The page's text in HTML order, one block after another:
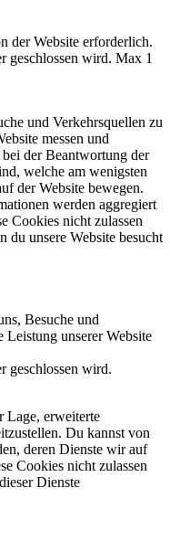
der Website erforderlich.
geschlossen wird. Max 1
und Verkehrsquellen zu
messen und
der Beantwortung der
welche am wenigsten
der Website bewegen.
werden aggregiert
Cookies nicht zulassen
du unsere Website besucht
Besuche und
unserer Website
geschlossen wird.
Lage, erweiterte
Du kannst von
deren Dienste wir auf
Cookies nicht zulassen
Dienste